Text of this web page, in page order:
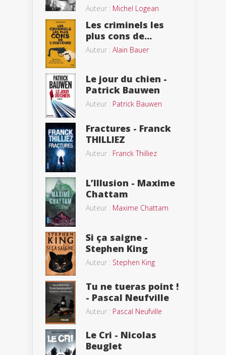
Auteur : Michel Logean
Les criminels les
plus cons de...
Auteur : Alain Bauer
Le jour du chien -
Patrick Bauwen
Auteur : Patrick Bauwen
Fractures - Franck
THILLIEZ
Auteur : Franck Thilliez
L’Illusion - Maxime
Chattam
Auteur : Maxime Chattam
Si ça saigne -
Stephen King
Auteur : Stephen King
Tu ne tueras point !
- Pascal Neufville
Auteur : Pascal Neufville
Le Cri - Nicolas
Beuglet